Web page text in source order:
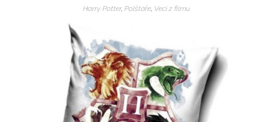
Harry Potter, Polštáře Veci z filmu